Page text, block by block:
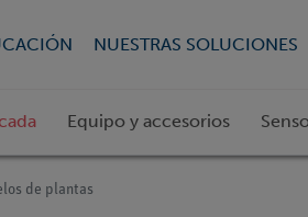
NUESTRAS SOLUCIONES
Equipo y accesorios
de plantas